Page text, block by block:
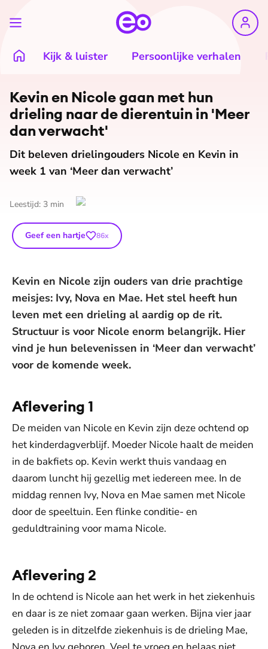
Kijk & luister Persoonlijke verhalen
© Willem Jan de Bruin
Kevin en Nicole gaan met hun
drieling naar de dierentuin in 'Meer
dan verwacht'
Dit beleven drielingouders Nicole en Kevin in
week 1 van ‘Meer dan verwacht’
Leestijd: 3 min
Geef een hartje 86x
Kevin en Nicole zijn ouders van drie prachtige
meisjes: Ivy, Nova en Mae. Het stel heeft hun
leven met een drieling al aardig op de rit.
Structuur is voor Nicole enorm belangrijk. Hier
vind je hun belevenissen in ‘Meer dan verwacht’
voor de komende week.
Aflevering 1
De meiden van Nicole en Kevin zijn deze ochtend op
het kinderdagverblijf. Moeder Nicole haalt de meiden
in de bakfiets op. Kevin werkt thuis vandaag en
daarom luncht hij gezellig met iedereen mee. In de
middag rennen Ivy, Nova en Mae samen met Nicole
door de speeltuin. Een flinke conditie- en
geduldtraining voor mama Nicole.
Aflevering 2
In de ochtend is Nicole aan het werk in het ziekenhuis
en daar is ze niet zomaar gaan werken. Bijna vier jaar
geleden is in ditzelfde ziekenhuis is de drieling Mae,